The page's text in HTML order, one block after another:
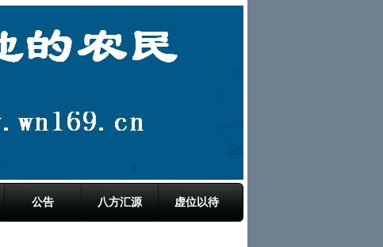
公告 八方汇源 虚位以待